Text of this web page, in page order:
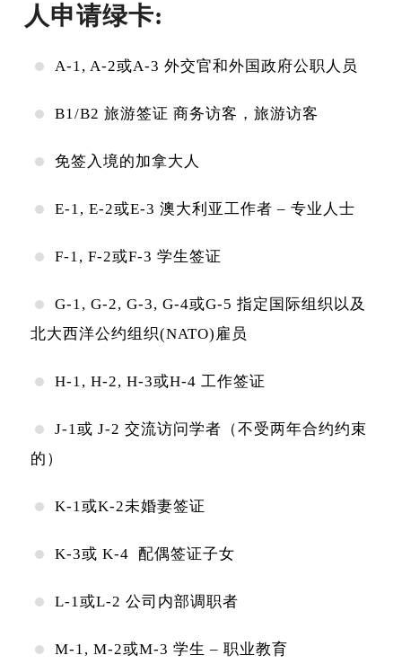
人申请绿卡:
A-1, A-2或A-3 外交官和外国政府公职人员
B1/B2 旅游签证 商务访客，旅游访客
免签入境的加拿大人
E-1, E-2或E-3 澳大利亚工作者 – 专业人士
F-1, F-2或F-3 学生签证
G-1, G-2, G-3, G-4或G-5 指定国际组织以及
北大西洋公约组织(NATO)雇员
H-1, H-2, H-3或H-4 工作签证
J-1或 J-2 交流访问学者（不受两年合约约束
的）
K-1或K-2未婚妻签证
K-3或 K-4 配偶签证子女
L-1或L-2 公司内部调职者
M-1, M-2或M-3 学生 – 职业教育